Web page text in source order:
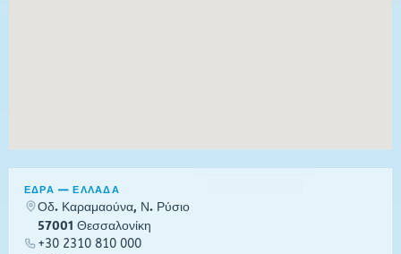
ΕΔΡΑ — ΕΛΛΑΔΑ
Οδ. Καραμαούνα, Ν. Ρύσιο
57001 Θεσσαλονίκη
+30 2310 810 000